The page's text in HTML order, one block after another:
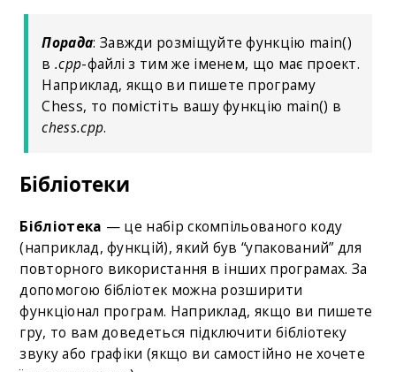
Порада: Завжди розміщуйте функцію main()
в.cpp-файлі з тим же іменем, що має проект.
Наприклад, якщо ви пишете програму
Chess, то помістіть вашу функцію main() в
chess.cpp.
Бібліотеки
Бібліотека — це набір скомпільованого коду
(наприклад, функцій), який був “упакований” для
повторного використання в інших програмах. За
допомогою бібліотек можна розширити
функціонал програм. Наприклад, якщо ви пишете
гру, то вам доведеться підключити бібліотеку
звуку або графіки (якщо ви самостійно не хочете